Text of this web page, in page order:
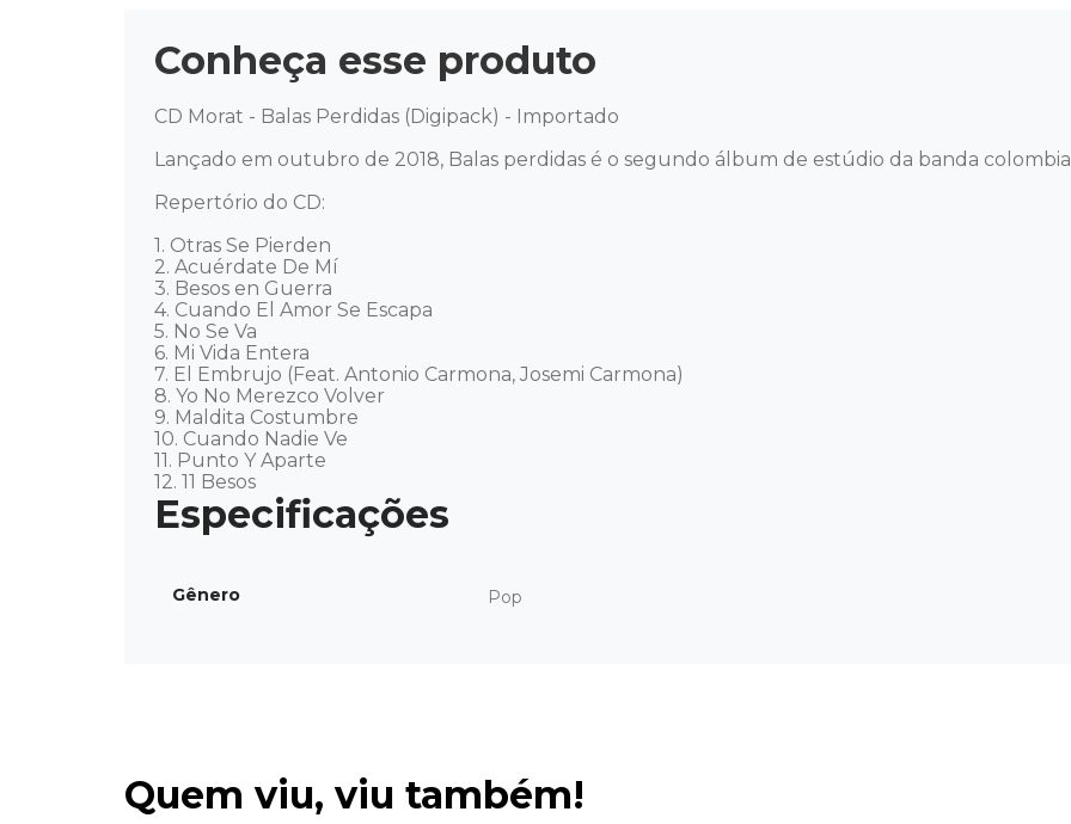
Conheça esse produto
CD Morat - Balas Perdidas (Digipack) - Importado
Lançado em outubro de 2018, Balas perdidas é o segundo álbum de estúdio da banda
Repertório do CD:
1. Otras Se Pierden
2. Acuérdate De Mí
3. Besos en Guerra
4. Cuando El Amor Se Escapa
5. No Se Va
6. Mi Vida Entera
7. El Embrujo (Feat. Antonio Carmona, Josemi Carmona)
8. Yo No Merezco Volver
9. Maldita Costumbre
10. Cuando Nadie Ve
11. Punto Y Aparte
12. 11 Besos
Gênero Pop
Quem viu, viu também!